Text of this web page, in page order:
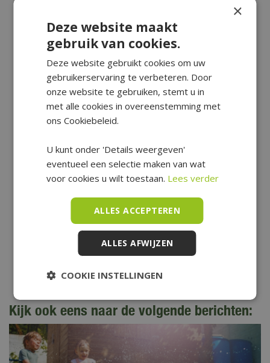
Kijk ook eens naar de volgende berichten:
×
Deze website maakt
gebruik van cookies.
Deze website gebruikt cookies om uw
gebruikerservaring te verbeteren. Door
onze website te gebruiken, stemt u in
met alle cookies in overeenstemming met
ons Cookiebeleid.
U kunt onder 'Details weergeven'
eventueel een selectie maken van wat
voor cookies u wilt toestaan. Lees verder
ALLES ACCEPTEREN
ALLES AFWIJZEN
COOKIE INSTELLINGEN